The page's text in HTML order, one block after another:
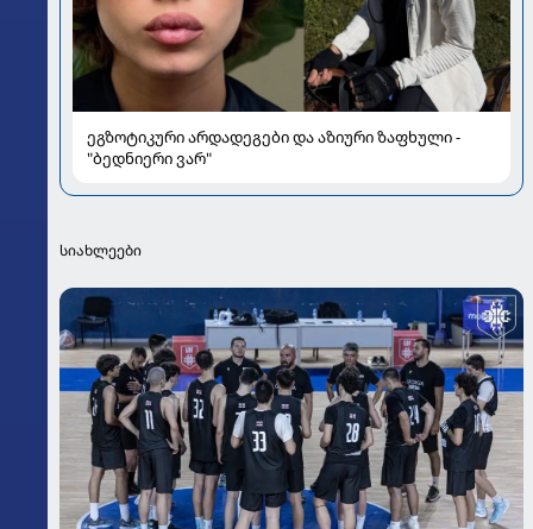
ეგზოტიკური არდადეგები და აზიური ზაფხული -
"ბედნიერი ვარ"
სიახლეები